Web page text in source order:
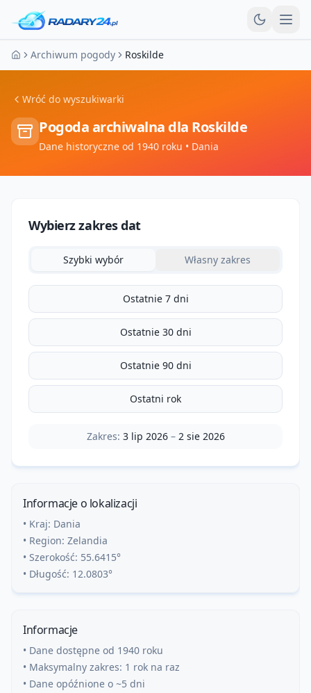
Strona główna
Archiwum pogody Roskilde
Wróć do wyszukiwarki
Pogoda archiwalna dla Roskilde
Dane historyczne od 1940 roku • Dania
Wybierz zakres dat
Szybki wybór Własny zakres
Ostatnie 7 dni
Ostatnie 30 dni
Ostatnie 90 dni
Ostatni rok
Zakres: 3 lip 2026– 2 sie 2026
Informacje o lokalizacji
• Kraj: Dania
• Region: Zelandia
• Szerokość: 55.6415°
• Długość: 12.0803°
Informacje
• Dane dostępne od 1940 roku
• Maksymalny zakres: 1 rok na raz
• Dane opóźnione o ~5 dni